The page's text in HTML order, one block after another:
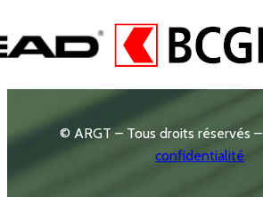
© ARGT – Tous droits réservés –
confidentialité